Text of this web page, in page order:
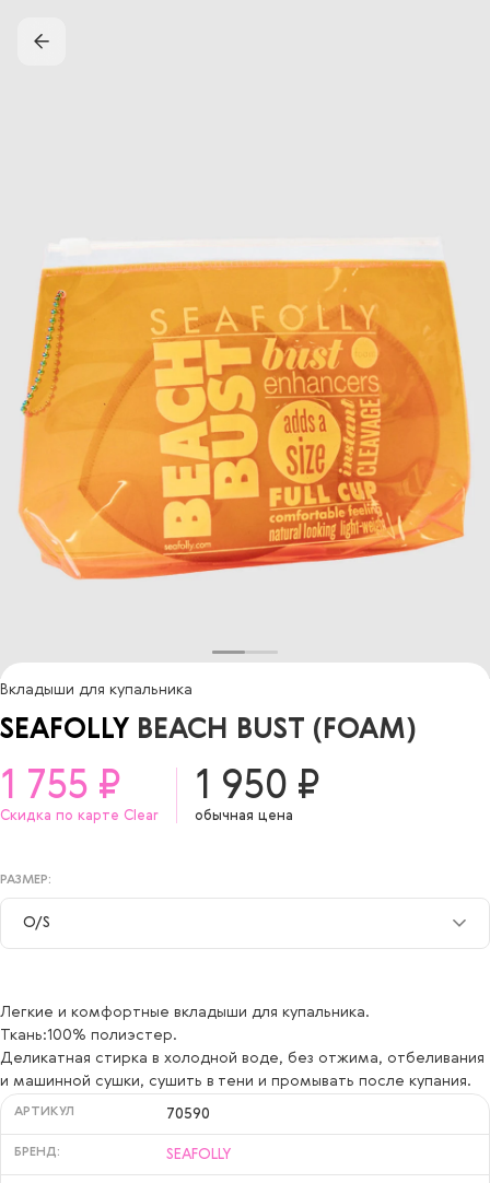
Вкладыши для купальника
SEAFOLLY BEACH BUST (FOAM)
РАЗМЕР:
O/S
1 755 ₽
Скидка по карте Clear
1 950 ₽
обычная цена
Легкие и комфортные вкладыши для купальника.
Ткань:100% полиэстер.
Деликатная стирка в холодной воде, без отжима, отбеливания
и машинной сушки, сушить в тени и промывать после купания.
АРТИКУЛ 70590
БРЕНД: SEAFOLLY